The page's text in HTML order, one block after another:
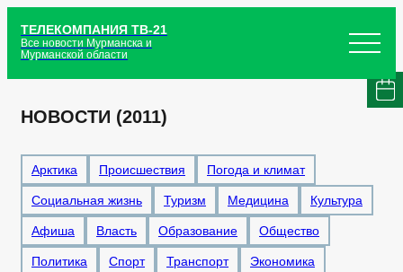
ТЕЛЕКОМПАНИЯ ТВ-21
Все новости Мурманска и
Мурманской области
НОВОСТИ (2011)
Арктика Происшествия Погода и климат
Социальная жизнь Туризм Медицина Культура
Афиша Власть Образование Общество
Политика Спорт Транспорт Экономика